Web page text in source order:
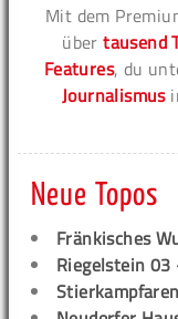
Mit dem
übertausend
Features, du
Journalismus
Neue Topos
Fränkisches
Riegelstein